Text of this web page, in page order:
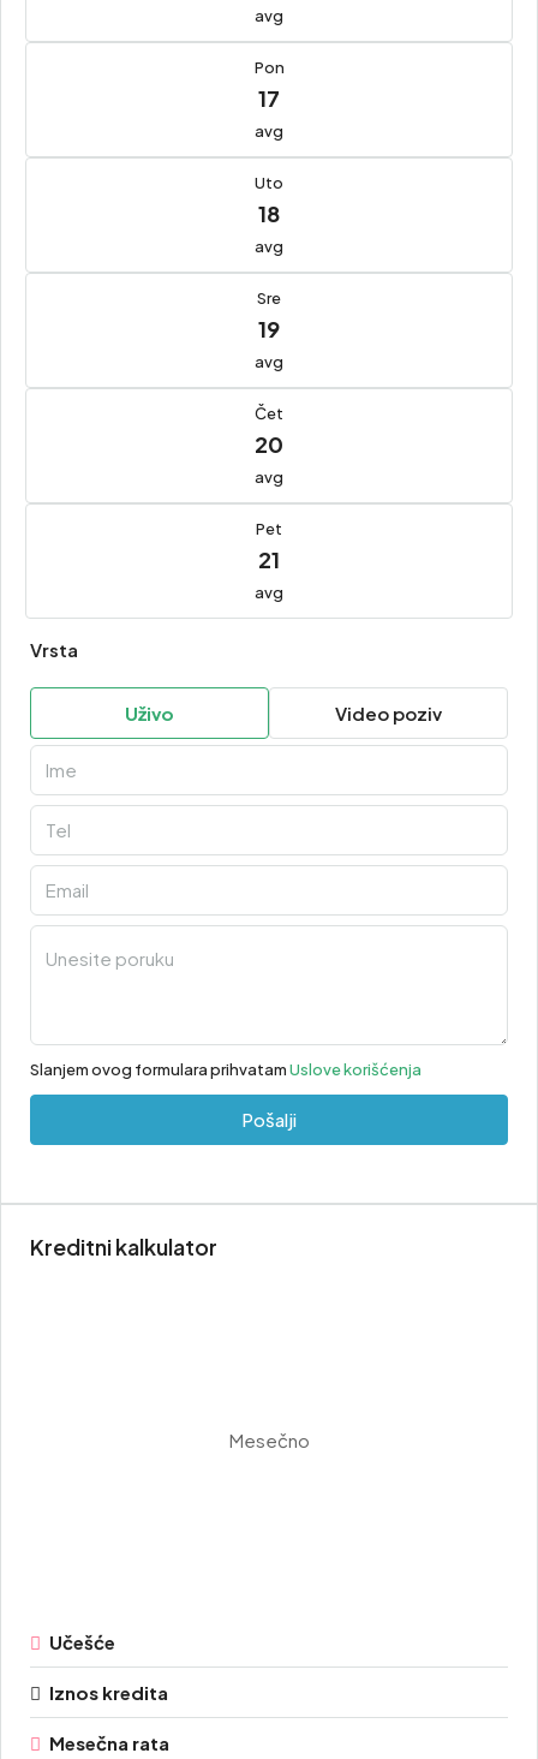
avg
Pon
17
avg
Uto
18
avg
Sre
19
avg
Čet
20
avg
Pet
21
avg
Vrsta
Uživo Video poziv
Slanjem ovog formulara prihvatamUslove korišćenja
Pošalji
Kreditni kalkulator
Mesečno
Učešće
Iznos kredita
Mesečna rata